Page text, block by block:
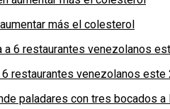
más el colesterol
restaurantes venezolanos este